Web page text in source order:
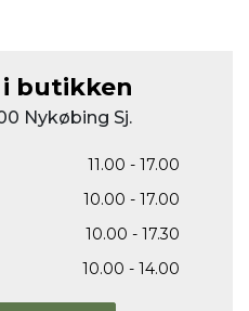
i butikken
Nykøbing Sj.
11.00 - 17.00
10.00 - 17.00
10.00 - 17.30
10.00 - 14.00